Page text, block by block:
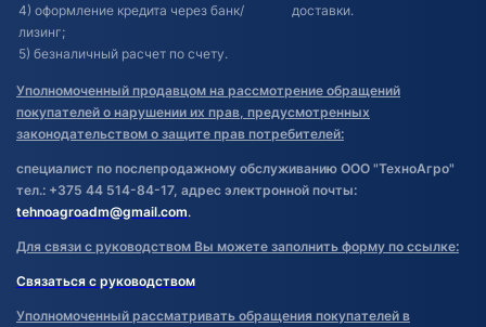
4) оформление кредита через банк/
лизинг;
5) безналичный расчет по счету.
доставки.
Уполномоченный продавцом на рассмотрение обращений
покупателей о нарушении их прав, предусмотренных
законодательством о защите прав потребителей:
специалист по послепродажному обслуживанию ООО "ТехноАгро"
тел.: +375 44 514-84-17, адрес электронной почты:
tehnoagroadm@gmail.com.
Для связи с руководством Вы можете заполнить форму по ссылке:
Связаться с руководством
Уполномоченный рассматривать обращения покупателей в